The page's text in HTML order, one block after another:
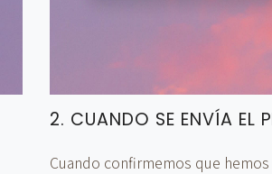
2. CUANDO SE ENVÍA EL
Cuando confirmemos que